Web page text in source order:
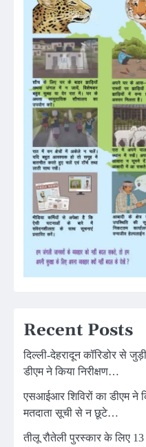
Recent Posts
दिल्ली-देहरादून कॉरिडोर से
डीएम ने किया निरीक्षण…
एसआईआर शिविरों का डीएम ने
मतदाता सूची से न छूटे…
तीलू रौतेली पुरस्कार के लिए